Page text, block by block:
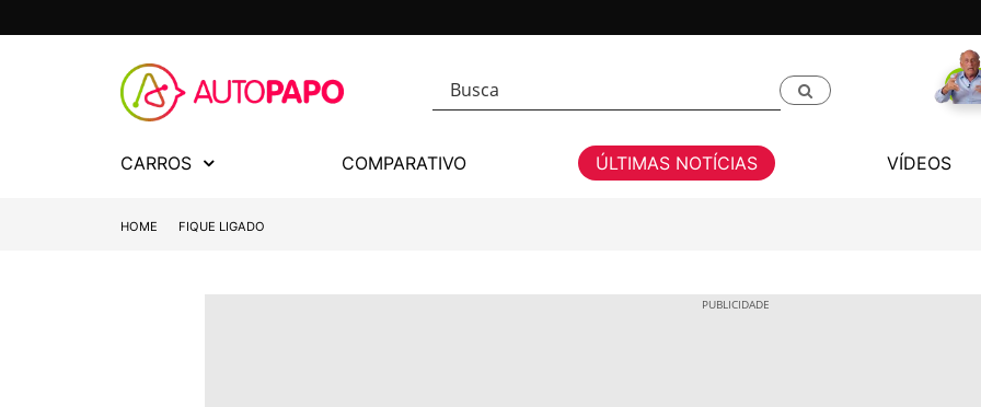
CARROS COMPARATIVO ÚLTIMAS NOTÍCIAS VÍDEOS
HOME FIQUE LIGADO